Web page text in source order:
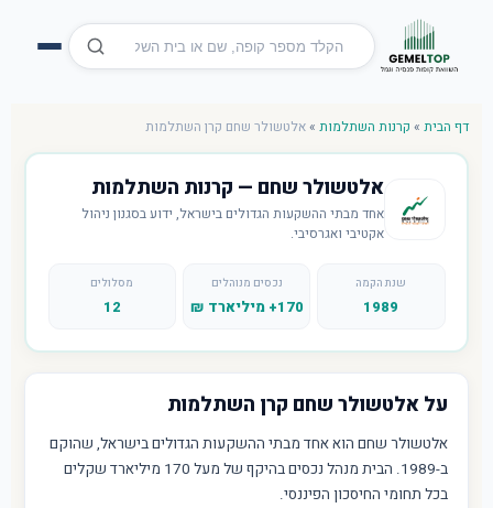
דף הבית » קרנות השתלמות »אלטשולר שחם קרן השתלמות
אלטשולר שחם — קרנות השתלמות
אחד מבתי ההשקעות הגדולים בישראל, ידוע בסגנון ניהול
אקטיבי ואגרסיבי.
שנת הקמה
1989
נכסים מנוהלים
170+ מיליארד ₪
מסלולים
12
על אלטשולר שחם קרן השתלמות
אלטשולר שחם הוא אחד מבתי ההשקעות הגדולים בישראל, שהוקם
ב-1989. הבית מנהל נכסים בהיקף של מעל 170 מיליארד שקלים
בכל תחומי החיסכון הפיננסי.